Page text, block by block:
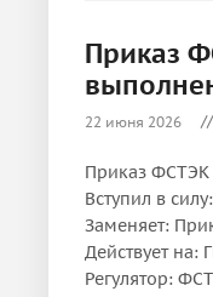
Приказ
22 июня 2026
Приказ ФСТЭК
Вступил в
Заменяет:
Действует
Регулятор: